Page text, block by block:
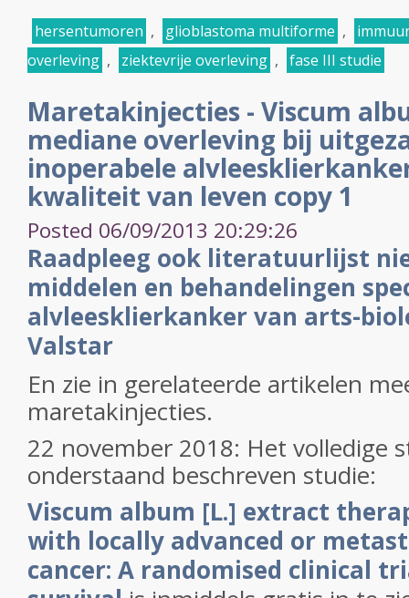
hersentumoren , glioblastoma multiforme ,
overleving , ziektevrije overleving , fase III studie
Maretakinjecties - Viscum
mediane overleving bij
inoperabele
kwaliteit van leven copy 1
Posted 06/09/2013 20:29:26
Raadpleeg ook literatuurlijst
middelen en behandelingen
alvleesklierkanker van arts-
Valstar
En zie in gerelateerde artikelen
maretakinjecties.
22 november 2018: Het volledige
onderstaand beschreven studie:
Viscum album [L.] extract
with locally advanced or
cancer: A randomised clinical